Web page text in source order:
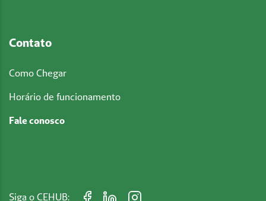
Contato
Como Chegar
Horário de funcionamento
Fale conosco
Siga o CEHUB: